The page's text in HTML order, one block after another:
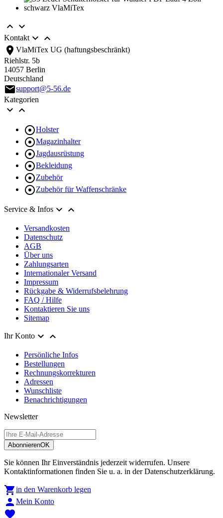
 
Kontakt 
location_on VlaMiTex UG (haftungsbeschränkt)
Riehlstr. 5b
14057 Berlin
Deutschland
emailsupport@5-56.de
Kategorien
 
Holster
Magazinhalter
Jagdausrüstung
Bekleidung
Zubehör
Zubehör für Waffenschränke
Service & Infos  
Versandkosten
Datenschutz
AGB
Über uns
Zahlungsarten
Internationaler Versand
Impressum
Rückgabe & Widerrufsbelehrung
FAQ / Hilfe
Kontaktieren Sie uns
Sitemap
Ihr Konto  
Persönliche Infos
Bestellungen
Rechnungskorrekturen
Adressen
Wunschliste
Benachrichtigungen
Newsletter
AbonnierenOK
Sie können Ihr Einverständnis jederzeit widerrufen. Unsere
Kontaktinformationen finden Sie u. a. in der Datenschutzerklärung.
in den Warenkorb legen
 Mein Konto
